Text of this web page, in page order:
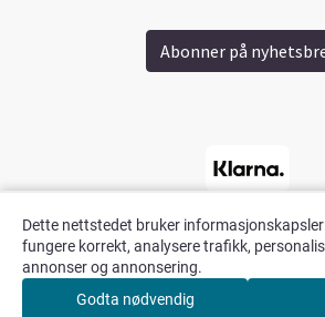
Dette nettstedet bruker
fungere korrekt, analysere trafikk,
annonser og annonsering.
Godta nødvendig
Abonner på